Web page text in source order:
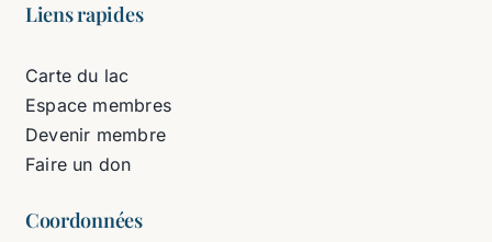
Liens rapides
Carte du lac
Espace membres
Devenir membre
Faire un don
Coordonnées